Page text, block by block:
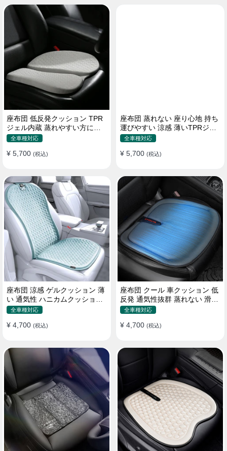
座布団 低反発クッション TPR
ジェル内蔵 蒸れやすい方にお
勧め おしり 熱い
全車種対応
¥ 5,700 (税込)
座布団 蒸れない 座り心地 持ち
運びやすい 涼感 薄いTPRジェ
ル内蔵 多用途
全車種対応
¥ 5,700 (税込)
座布団 涼感 ゲルクッション 薄
い 通気性 ハニカムクッション
四季通用 おすすめ
全車種対応
¥ 4,700 (税込)
座布団 クール 車クッション 低
反発 通気性抜群 蒸れない 滑り
止め おすすめ
全車種対応
¥ 4,700 (税込)